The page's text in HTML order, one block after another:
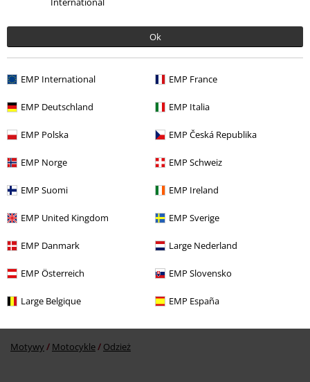
Ok
EMP International EMP France
EMP Deutschland EMP Italia
EMP Polska EMP Česká Republika
EMP Norge EMP Schweiz
EMP Suomi EMP Ireland
EMP United Kingdom EMP Sverige
EMP Danmark Large Nederland
EMP Österreich EMP Slovensko
Large Belgique EMP España
179.90 zł
Więcej kategorii. Więcej możliwości.
Motywy Motocykle Odzież